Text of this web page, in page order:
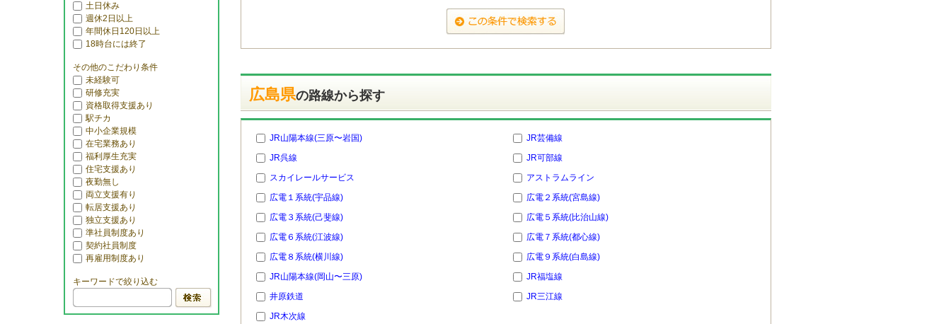
土日休み
週休2日以上
年間休日120日以上
18時台には終了
その他のこだわり条件
未経験可
研修充実
資格取得支援あり
駅チカ
中小企業規模
在宅業務あり
福利厚生充実
住宅支援あり
夜勤無し
両立支援有り
転居支援あり
独立支援あり
準社員制度あり
契約社員制度
再雇用制度あり
キーワードで絞り込む
広島県の路線から探す
JR山陽本線(三原〜岩国)
JR芸備線
JR呉線
JR可部線
スカイレールサービス
アストラムライン
広電１系統(宇品線)
広電２系統(宮島線)
広電３系統(己斐線)
広電５系統(比治山線)
広電６系統(江波線)
広電７系統(都心線)
広電８系統(横川線)
広電９系統(白島線)
JR山陽本線(岡山〜三原)
JR福塩線
井原鉄道
JR三江線
JR木次線